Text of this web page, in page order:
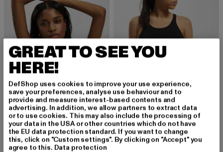
TOMMY HILFIGER
Unlined Triangle
20,00 EUR
Derzeitiger Preis: 20,00 EUR
39,99 EURAktionspreis: 39,99 EUR
TOMMY HILFIGER
Unlined
18,80 EUR
Derzeitiger Preis: 18,80 EUR
39,99 EURAktionspreis:
GREAT TO SEE YOU
HERE!
DefShop uses cookies to improve your use experience,
save your preferences, analyse use behaviour and to
provide and measure interest-based contents and
advertising. In addition, we allow partners to extract data
or to use cookies. This may also include the processing of
your data in the USA or other countries which do not have
the EU data protection standard. If you want to change
this, click on "Custom settings". By clicking on "Accept" you
agree to this. Data protection